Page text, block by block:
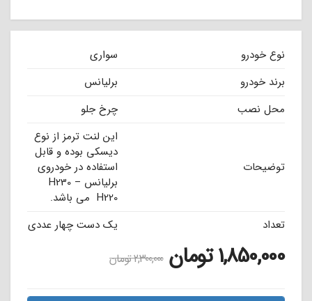
نوع خودرو
سواری
برند خودرو
برلیانس
محل نصب
چرخ جلو
توضیحات
این لنت ترمز از نوع
دیسکی بوده و قابل
استفاده در خودروی
برلیانس H230 –
H220 می باشد.
تعداد
یک دست چهار عددی
1,850,000تومان 2,300,000تومان